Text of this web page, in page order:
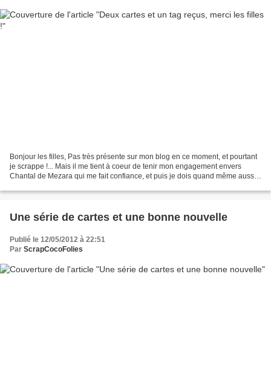
Bonjour les filles, Pas très présente sur mon blog en ce moment, et pourtant
je scrappe !... Mais il me tient à coeur de tenir mon engagement envers
Chantal de Mezara qui me fait confiance, et puis je dois quand même aussi
Une série de cartes et une bonne nouvelle
Publié le 12/05/2012 à 22:51
Par ScrapCocoFolies